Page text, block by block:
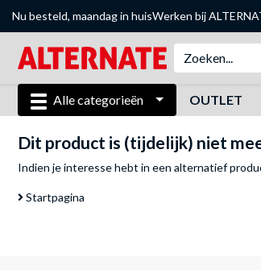
Nu besteld, maandag in huisWerken bij
Alle categorieën OUTLET
Dit product is (tijdelijk) niet
Indien je interesse hebt in een alternatief
Startpagina